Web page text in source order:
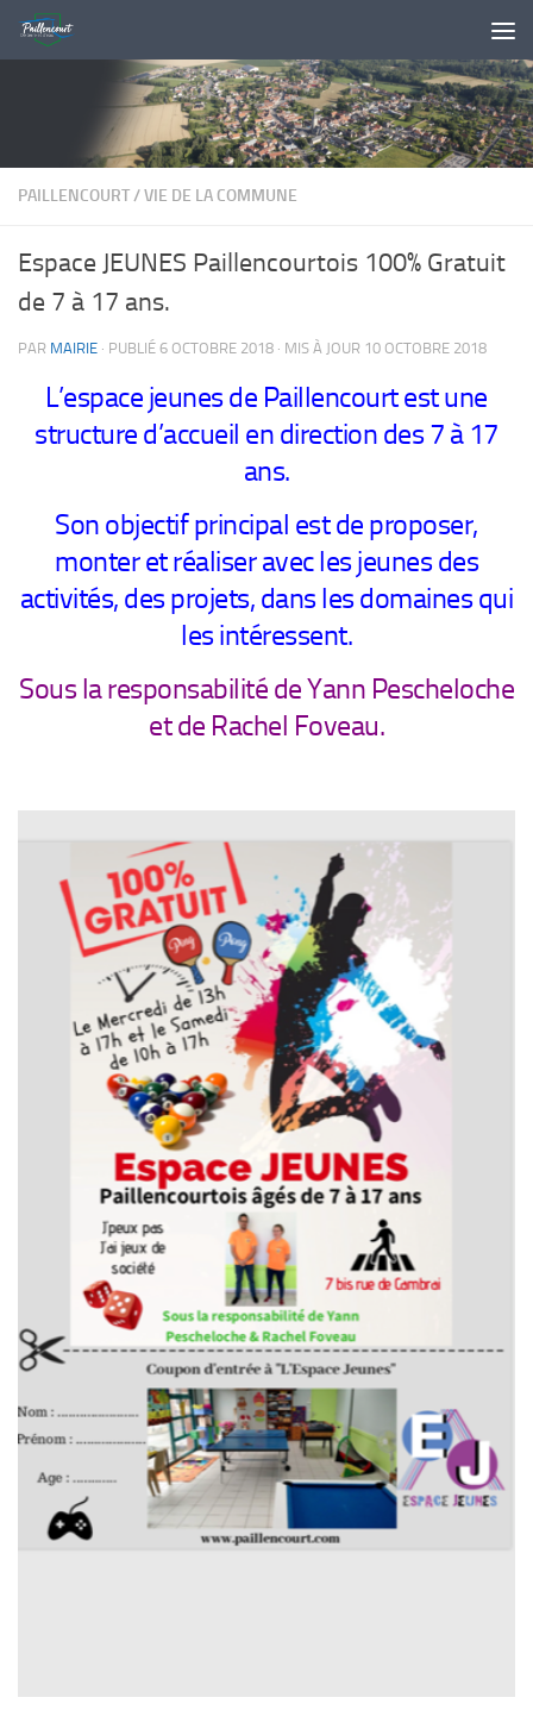
Skip to content
PAILLENCOURT/VIE DE LA COMMUNE
Espace JEUNES Paillencourtois 100% Gratuit
de 7 à 17 ans.
PAR MAIRIE · PUBLIÉ 6 OCTOBRE 2018 · MIS À JOUR 10 OCTOBRE 2018
L’espace jeunes de Paillencourt est une
structure d’accueil en direction des 7 à 17
ans.
Son objectif principal est de proposer,
monter et réaliser avec les jeunes des
activités, des projets, dans les domaines qui
les intéressent.
Sous la responsabilité de Yann Pescheloche
et de Rachel Foveau.